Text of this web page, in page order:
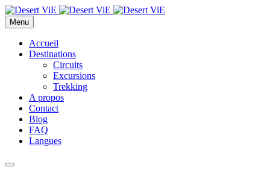
Menu
Accueil
Destinations
Circuits
Excursions
Trekking
A propos
Contact
Blog
FAQ
Langues